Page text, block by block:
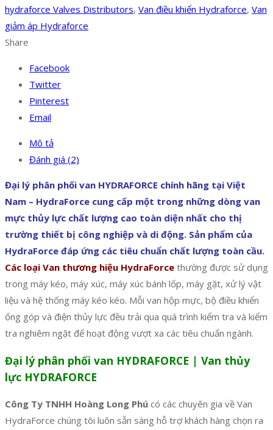
hydraforce Valves Distributors, Van điều khiển Hydraforce, Van
giảm áp Hydraforce
Share
Facebook
Twitter
Pinterest
Email
Mô tả
Đánh giá (2)
Đại lý phân phối van HYDRAFORCE chính hãng tại Việt
Nam – HydraForce cung cấp một trong những dòng van
mực thủy lực chất lượng cao toàn diện nhất cho thị
trường thiết bị công nghiệp và di động. Sản phẩm của
HydraForce đáp ứng các tiêu chuẩn chất lượng toàn cầu.
Các loại Van thương hiệu HydraForce thường được sử dụng
trong máy kéo, máy xúc, máy xúc bánh lốp, máy gặt, xử lý vật
liệu và hệ thống máy kéo kéo. Mỗi van hộp mực, bộ điều khiển
ống góp và điện thủy lực đều trải qua quá trình kiểm tra và kiểm
tra nghiêm ngặt để hoạt động vượt xa các tiêu chuẩn ngành.
Đại lý phân phối van HYDRAFORCE | Van thủy
lực HYDRAFORCE
Công Ty TNHH Hoàng Long Phú có các chuyên gia về Van
HydraForce chúng tôi luôn sẵn sàng hỗ trợ khách hàng chọn ra